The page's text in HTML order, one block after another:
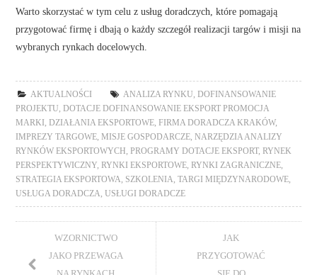
Warto skorzystać w tym celu z usług doradczych, które pomagają
przygotować firmę i dbają o każdy szczegół realizacji targów i misji na
wybranych rynkach docelowych.
AKTUALNOŚCI ANALIZA RYNKU ,DOFINANSOWANIE
PROJEKTU ,DOTACJE DOFINANSOWANIE EKSPORT PROMOCJA
MARKI
,DZIAŁANIA EKSPORTOWE ,FIRMA DORADCZA KRAKÓW,
IMPREZY TARGOWE ,MISJE GOSPODARCZE ,NARZĘDZIA ANALIZY
RYNKÓW EKSPORTOWYCH ,PROGRAMY DOTACJE EKSPORT,RYNEK
PERSPEKTYWICZNY ,RYNKI EKSPORTOWE ,RYNKI ZAGRANICZNE
STRATEGIA EKSPORTOWA
SZKOLENIA ,TARGI MIĘDZYNARODOWE
USŁUGA DORADCZA ,USŁUGI DORADCZE
WZORNICTWO
JAKO PRZEWAGA
JAK
PRZYGOTOWAĆ